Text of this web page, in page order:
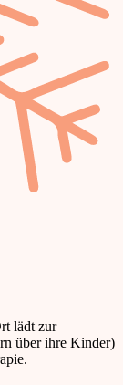
lädt zur
über ihre Kinder)